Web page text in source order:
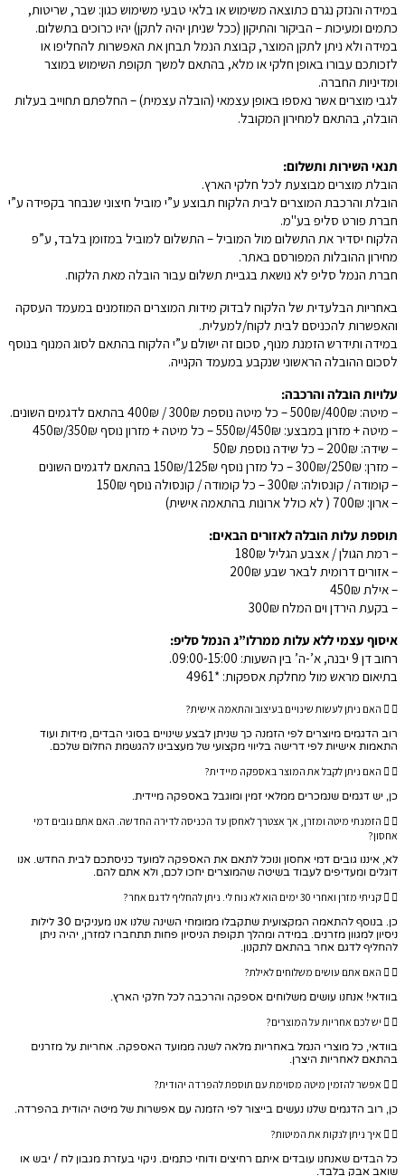
האם ניתן לעשות שינויים בעיצוב והתאמה אישית?
רוב הדגמים מיוצרים לפי הזמנה כך שניתן לבצע שינויים בסוגי הבדים, מידות ועוד
התאמות אישיות לפי דרישה בליווי מקצועי של מעצבינו להגשמת החלום שלכם.
האם ניתן לקבל את המוצר באספקה מיידית?
כן, יש דגמים שנמכרים ממלאי זמין ומוגבל באספקה מיידית.
הזמנתי מיטה ומזרן, אך אצטרך לאחסן עד הכניסה לדירה החדשה. האם אתם גובים דמי
אחסון?
לא, איננו גובים דמי אחסון ונוכל לתאם את האספקה למועד כניסתכם לבית החדש. אנו
דוגלים ומעדיפים לעבוד בשיטה שהמוצרים יחכו לכם, ולא אתם להם.
קניתי מזרן ואחרי 30 ימים הוא לא נוח לי. ניתן להחליף לדגם אחר?
כן. בנוסף להתאמה המקצועית שתקבלו ממומחי השינה שלנו אנו מעניקים 30 לילות
ניסיון למגוון מזרנים. במידה ומהלך תקופת הניסיון פחות תתחברו למזרן, יהיה ניתן
להחליף לדגם אחר בהתאם לתקנון.
האם אתם עושים משלוחים לאילת?
בוודאי! אנחנו עושים משלוחים אספקה והרכבה לכל חלקי הארץ.
יש לכם אחריות על המוצרים?
בוודאי, כל מוצרי הנמל באחריות מלאה לשנה ממועד האספקה. אחריות על מזרנים
בהתאם לאחריות היצרן.
אפשר להזמין מיטה מסוימת עם תוספת להפרדה יהודית?
כן, רוב הדגמים שלנו נעשים בייצור לפי הזמנה עם אפשרות של מיטה יהודית בהפרדה.
איך ניתן לנקות את המיטות?
כל הבדים שאנחנו עובדים איתם רחיצים ודוחי כתמים. ניקוי בעזרת מגבון לח / יבש או
שואב אבק בלבד.
תנאי השירות ותשלום:
הובלת מוצרים מבוצעת לכל חלקי הארץ.
הובלת והרכבת המוצרים לבית הלקוח תבוצע ע”י מוביל חיצוני שנבחר בקפידה ע”י
חברת פורט סליפ בע"מ.
הלקוח יסדיר את התשלום מול המוביל – התשלום למוביל במזומן בלבד, ע”פ
מחירון ההובלות המפורסם באתר.
חברת הנמל סליפ לא נושאת בגביית תשלום עבור הובלה מאת הלקוח.
באחריות הבלעדית של הלקוח לבדוק מידות המוצרים המוזמנים במעמד העסקה
והאפשרות להכניסם לבית לקוח/למעלית.
במידה ותידרש הזמנת מנוף, סכום זה ישולם ע”י הלקוח בהתאם לסוג המנוף בנוסף
לסכום ההובלה הראשוני שנקבע במעמד הקנייה.
עלויות הובלה והרכבה:
– מיטה: 400₪/500₪ – כל מיטה נוספת 300₪ / 400₪ בהתאם לדגמים השונים.
– מיטה + מזרון במבצע: 450₪/550₪ – כל מיטה + מזרון נוסף 350₪/450₪
– שידה: 200₪ – כל שידה נוספת 50₪
– מזרן: 250₪/300₪ – כל מזרן נוסף 125₪/150₪ בהתאם לדגמים השונים
– קומודה / קונסולה: 300₪ – כל קומודה / קונסולה נוסף 150₪
– ארון: 700₪ ( לא כולל ארונות בהתאמה אישית)
תוספת עלות הובלה לאזורים הבאים:
– רמת הגולן / אצבע הגליל 180₪
– אזורים דרומית לבאר שבע 200₪
– אילת 450₪
– בקעת הירדן וים המלח 300₪
איסוף עצמי ללא עלות ממרלו”ג הנמל סליפ:
רחוב דן 9 יבנה, א’-ה’ בין השעות: 09:00-15:00.
בתיאום מראש מול מחלקת אספקות: *4961
במידה והנזק נגרם כתוצאה משימוש או בלאי טבעי משימוש כגון: שבר, שריטות,
כתמים ומעיכות – הביקור והתיקון (ככל שניתן יהיה לתקן) יהיו כרוכים בתשלום.
במידה ולא ניתן לתקן המוצר, קבוצת הנמל תבחן את האפשרות להחליפו או
לזכותכם עבורו באופן חלקי או מלא, בהתאם למשך תקופת השימוש במוצר
ומדיניות החברה.
לגבי מוצרים אשר נאספו באופן עצמאי (הובלה עצמית) – החלפתם תחוייב בעלות
הובלה, בהתאם למחירון המקובל.